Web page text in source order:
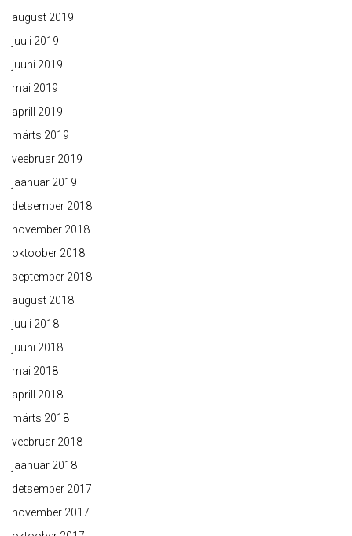
august 2019
juuli 2019
juuni 2019
mai 2019
aprill 2019
märts 2019
veebruar 2019
jaanuar 2019
detsember 2018
november 2018
oktoober 2018
september 2018
august 2018
juuli 2018
juuni 2018
mai 2018
aprill 2018
märts 2018
veebruar 2018
jaanuar 2018
detsember 2017
november 2017